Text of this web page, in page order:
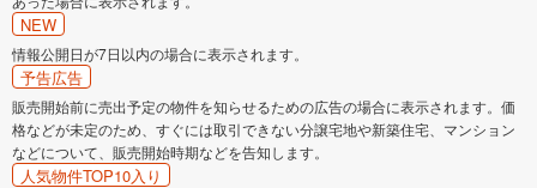
NEW
情報公開日が7日以内の場合に表示されます。
予告広告
販売開始前に売出予定の物件を知らせるための広告の場合に表示されます。価
格などが未定のため、すぐには取引できない分譲宅地や新築住宅、マンション
などについて、販売開始時期などを告知します。
人気物件TOP10入り